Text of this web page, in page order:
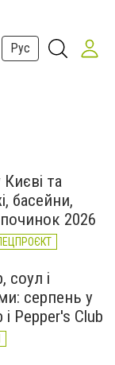
Рус
та
басейни,
2026
соул і
серпень у
і Pepper's Club